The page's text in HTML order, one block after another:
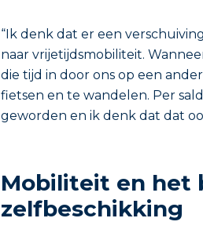
“Ik denk dat er een
naar vrijetijdsmobiliteit.
die tijd in door ons op een
fietsen en te wandelen. Per
geworden en ik denk dat dat
Mobiliteit en het
zelfbeschikking